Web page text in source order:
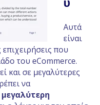
Αυτά
είναι
επιχειρήσεις που
του eCommerce.
και σε μεγαλύτερες
να
μεγαλύτερη